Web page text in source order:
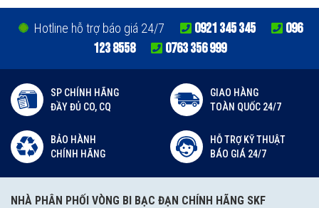
Hotline hỗ trợ báo giá 24/7 0921 345 345
096
123 8558
0763 356 999
SP CHÍNH HÃNG
ĐẦY ĐỦ CO, CQ
GIAO HÀNG
TOÀN QUỐC 24/7
BẢO HÀNH
CHÍNH HÃNG
HỖ TRỢ KỸ THUẬT
BÁO GIÁ 24/7
NHÀ PHÂN PHỐI VÒNG BI BẠC ĐẠN CHÍNH HÃNG SKF